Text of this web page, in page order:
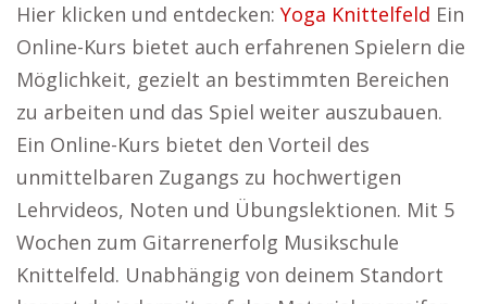
Hier klicken und entdecken: Yoga Knittelfeld Ein
Online-Kurs bietet auch erfahrenen Spielern die
Möglichkeit, gezielt an bestimmten Bereichen
zu arbeiten und das Spiel weiter auszubauen.
Ein Online-Kurs bietet den Vorteil des
unmittelbaren Zugangs zu hochwertigen
Lehrvideos, Noten und Übungslektionen. Mit 5
Wochen zum Gitarrenerfolg Musikschule
Knittelfeld. Unabhängig von deinem Standort